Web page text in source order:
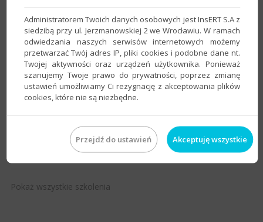
Indywidualne szkolenie z programów księgowych
oraz kadrowych (linia GT lub nexo)
do programu:Gratyfikant GT,Gratyfikant nexo,Rachmistrz GT
Rachmistrz nexo ,Rewizor GT,Rewizor nexo
(+23% VAT)
multicomp Dariusz Trzos Szczegóły
Pokaż wszystkie szkolenia
Administratorem Twoich danych osobowych jest InsERT S.A z
siedzibą przy ul. Jerzmanowskiej 2 we Wrocławiu. W ramach
odwiedzania naszych serwisów internetowych możemy
przetwarzać Twój adres IP, pliki cookies i podobne dane nt.
Twojej aktywności oraz urządzeń użytkownika. Ponieważ
szanujemy Twoje prawo do prywatności, poprzez zmianę
ustawień umożliwiamy Ci rezygnację z akceptowania plików
cookies, które nie są niezbędne.
Przejdź do ustawień Akceptuję wszystkie